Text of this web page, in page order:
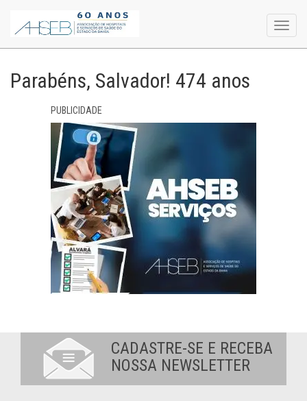
Parabéns, Salvador! 474 anos
PUBLICIDADE
CADASTRE-SE E RECEBA
NOSSA NEWSLETTER